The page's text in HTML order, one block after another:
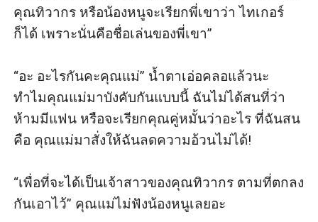
คุณทิวากร หรือน้องหนูจะเรียกพี่เขาว่า ไทเกอร์
ก็ได้ เพราะนั่นคือชื่อเล่นของพี่เขา”
“อะ อะไรกันคะคุณแม่” น้ำตาเอ่อคลอแล้วนะ
ทำไมคุณแม่มาบังคับกันแบบนี้ ฉันไม่ได้สนที่ว่า
ห้ามมีแฟน หรือจะเรียกคุณคู่หมั้นว่าอะไร ที่ฉันสน
คือ คุณแม่มาสั่งให้ฉันลดความอ้วนไม่ได้!
“เพื่อที่จะได้เป็นเจ้าสาวของคุณทิวากร ตามที่ตกลง
กันเอาไว้” คุณแม่ไม่ฟังน้องหนูเลยอะ